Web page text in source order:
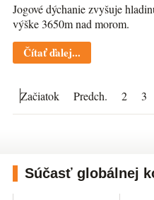
Jogové dýchanie zvyšuje
výške 3650m nad morom.
Čítať ďalej...
Začiatok Predch. 2 3
Súčasť globálnej